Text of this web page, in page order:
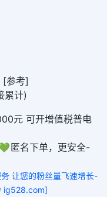
[参考]
累计)
元 可开增值税普电
匿名下单，更安全-
让您的粉丝量飞速增长-
ig528.com]